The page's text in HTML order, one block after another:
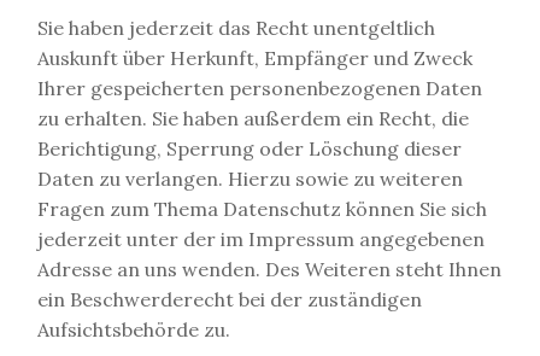
Sie haben jederzeit das Recht unentgeltlich
Auskunft über Herkunft, Empfänger und Zweck
Ihrer gespeicherten personenbezogenen Daten
zu erhalten. Sie haben außerdem ein Recht, die
Berichtigung, Sperrung oder Löschung dieser
Daten zu verlangen. Hierzu sowie zu weiteren
Fragen zum Thema Datenschutz können Sie sich
jederzeit unter der im Impressum angegebenen
Adresse an uns wenden. Des Weiteren steht Ihnen
ein Beschwerderecht bei der zuständigen
Aufsichtsbehörde zu.